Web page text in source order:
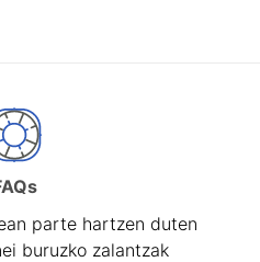
parte hartzen duten
buruzko zalantzak